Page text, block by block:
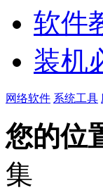
软件
装机
网络软件 系统工具
您的位
集